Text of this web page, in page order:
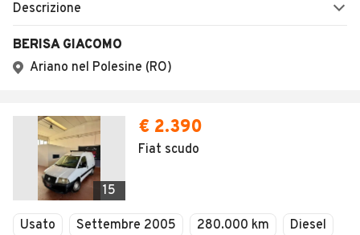
Descrizione
BERISA GIACOMO
Ariano nel Polesine (RO)
15
€ 2.390
Fiat scudo
Usato Settembre 2005 280.000 km
Diesel